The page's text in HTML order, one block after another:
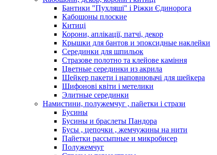
Бантики "Пухляші" і Ріжки Єдинорога
Кабошоны плоские
Китиці
Корони, аплікації, патчі, декор
Крышки для бантов и эпоксидные наклейки
Серединки для шпильок
Стразове полотно та клейове каміння
Цветные серединки из акрила
Шейкер пакети і наповнювачі для шейкера
Шифонові квіти і метелики
Элитные серединки
Намистини, полужемчуг , пайетки і стрази
Бусины
Бусины и браслеты Пандора
Бусы , цепочки , жемчужины на нити
Пайетки рассыпные и микробисер
Полужемчуг